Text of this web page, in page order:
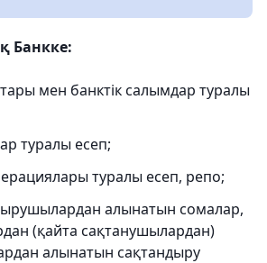
Банкке:
мен банктік салымдар туралы
туралы есеп;
туралы есеп, репо;
алынатын сомалар,
(қайта сақтанушылардан)
алынатын сақтандыру